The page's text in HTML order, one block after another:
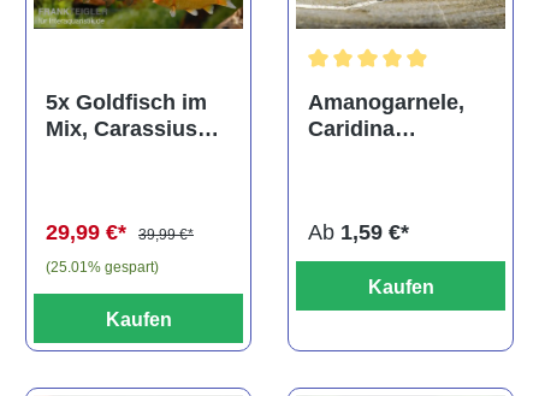
5x Goldfisch im
Mix, Carassius
29,99 €*
39,99 €*
(25.01% gespart)
Kaufen
Amanogarnele,
Caridina
Ab 1,59 €*
Kaufen